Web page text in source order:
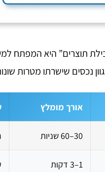
תוצרים” היא המפתח
נכסים שישרתו מטרות
אורך מומלץ
30–60 שניות
1–3 דקות